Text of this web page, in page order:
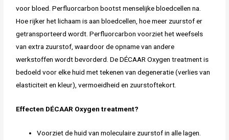
voor bloed. Perfluorcarbon bootst menselijke bloedcellen na.
Hoe rijker het lichaam is aan bloedcellen, hoe meer zuurstof er
getransporteerd wordt. Perfluorcarbon voorziet het weefsels
van extra zuurstof, waardoor de opname van andere
werkstoffen wordt bevorderd. De DÉCAAR Oxygen treatment is
bedoeld voor elke huid met tekenen van degeneratie (verlies van
elasticiteit en kleur), vermoeidheid en zuurstoftekort.
Effecten DÉCAAR Oxygen treatment?
Voorziet de huid van moleculaire zuurstof in alle lagen.